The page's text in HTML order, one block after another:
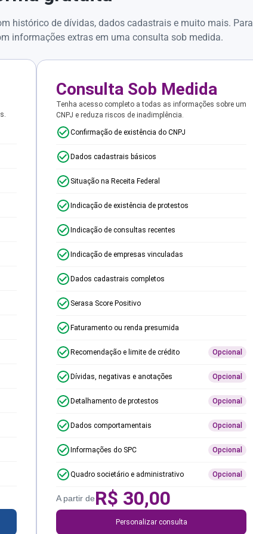
histórico de dívidas, dados cadastrais e muito mais. Para
informações extras em uma consulta sob medida.
Consulta Sob Medida
Tenha acesso completo a todas as informações sobre um
CNPJ e reduza riscos de inadimplência.
Confirmação de existência do CNPJ
Dados cadastrais básicos
Situação na Receita Federal
Indicação de existência de protestos
Indicação de consultas recentes
Indicação de empresas vinculadas
Dados cadastrais completos
Serasa Score Positivo
Faturamento ou renda presumida
Recomendação e limite de crédito Opcional
Dívidas, negativas e anotações Opcional
Detalhamento de protestos Opcional
Dados comportamentais Opcional
Informações do SPC Opcional
Quadro societário e administrativo Opcional
A partir deR$ 30,00
Personalizar consulta